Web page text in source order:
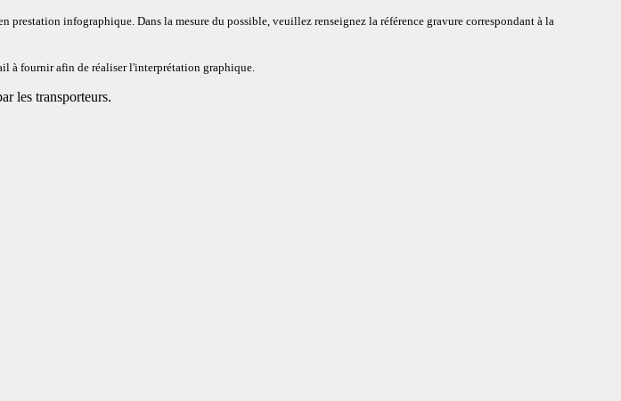
infographique. Dans la mesure du possible, veuillez renseignez la référence gravure correspondant à la
à fournir afin de réaliser l'interprétation graphique.
les transporteurs.